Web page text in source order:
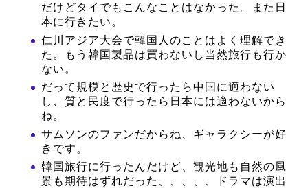
だけどタイでもこんなことはなかった。また日
本に行きたい。
仁川アジア大会で韓国人のことはよく理解でき
た。もう韓国製品は買わないし当然旅行も行か
ない。
だって規模と歴史で行ったら中国に適わない
し、質と民度で行ったら日本には適わないから
ね。
サムソンのファンだからね、ギャラクシーが好
きです。
韓国旅行に行ったんだけど、観光地も自然の風
景も期待はずれだった、、、、、ドラマは演出